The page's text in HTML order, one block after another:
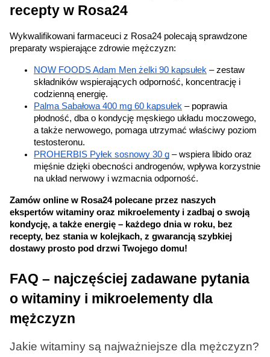
recepty w Rosa24
Wykwalifikowani farmaceuci z Rosa24 polecają sprawdzone
preparaty wspierające zdrowie mężczyzn:
NOW FOODS Adam Men żelki 90 kapsułek – zestaw
składników wspierających odporność, koncentrację i
codzienną energię.
Palma Sabałowa 400 mg 60 kapsułek – poprawia
płodność, dba o kondycję męskiego układu moczowego,
a także nerwowego, pomaga utrzymać właściwy poziom
testosteronu.
PROHERBIS Pyłek sosnowy 30 g – wspiera libido oraz
mięśnie dzięki obecności androgenów, wpływa korzystnie
na układ nerwowy i wzmacnia odporność.
Zamów online w Rosa24 polecane przez naszych
ekspertów witaminy oraz mikroelementy i zadbaj o swoją
kondycję, a także energię – każdego dnia w roku, bez
recepty, bez stania w kolejkach, z gwarancją szybkiej
dostawy prosto pod drzwi Twojego domu!
FAQ – najczęściej zadawane pytania
o witaminy i mikroelementy dla
mężczyzn
Jakie witaminy są najważniejsze dla mężczyzn?